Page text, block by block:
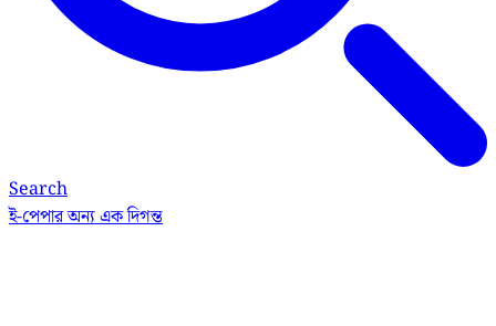
Search
ই-পেপারঅন্য এক দিগন্ত